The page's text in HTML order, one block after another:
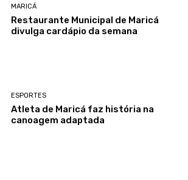
MARICÁ
Restaurante Municipal de Maricá
divulga cardápio da semana
ESPORTES
Atleta de Maricá faz história na
canoagem adaptada